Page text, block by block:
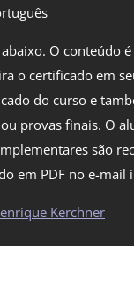
O conteúdo
o certificado em
do curso e
provas finais. O
são
em PDF no e-
Kerchner